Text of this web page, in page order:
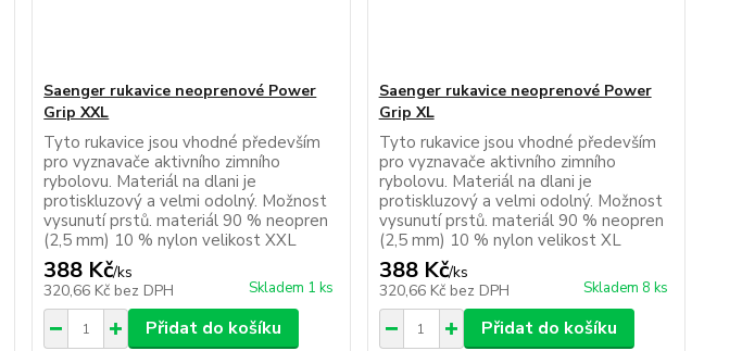
Saenger rukavice neoprenové Power
Grip XXL
Tyto rukavice jsou vhodné především
pro vyznavače aktivního zimního
rybolovu. Materiál na dlani je
protiskluzový a velmi odolný. Možnost
vysunutí prstů. materiál 90 % neopren
(2,5 mm) 10 % nylon velikost XXL
388 Kč/ks
320,66 Kč bez DPH Skladem 1 ks
Přidat do košíku
Saenger rukavice neoprenové Power
Grip XL
Tyto rukavice jsou vhodné především
pro vyznavače aktivního zimního
rybolovu. Materiál na dlani je
protiskluzový a velmi odolný. Možnost
vysunutí prstů. materiál 90 % neopren
(2,5 mm) 10 % nylon velikost XL
388 Kč/ks
320,66 Kč bez DPH Skladem 8 ks
Přidat do košíku